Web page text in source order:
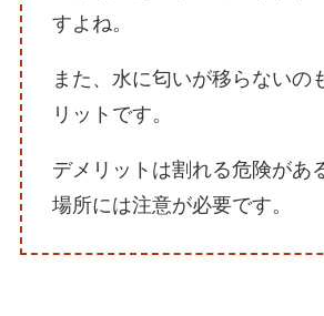
すよね。
また、水に匂いが移らないの
リットです。
デメリットは割れる危険があ
場所には注意が必要です。